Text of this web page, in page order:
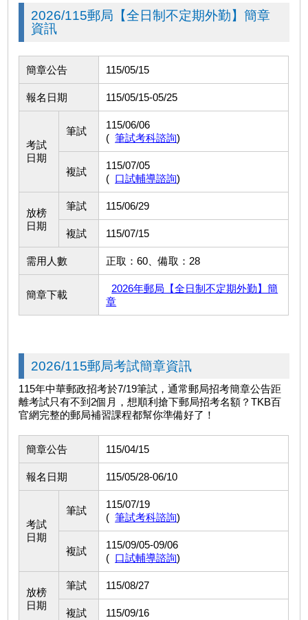
2026/115郵局【全日制不定期外勤】簡章
資訊
簡章公告 115/05/15
報名日期 115/05/15-05/25
考試
日期
筆試
115/06/06
( 筆試考科諮詢)
複試
115/07/05
( 口試輔導諮詢)
放榜
日期
筆試 115/06/29
複試 115/07/15
需用人數 正取：60、備取：28
簡章下載
2026年郵局【全日制不定期外勤】簡
章
2026/115郵局考試簡章資訊
115年中華郵政招考於7/19筆試，通常郵局招考簡章公告距
離考試只有不到2個月，想順利搶下郵局招考名額？TKB百
官網完整的郵局補習課程都幫你準備好了！
簡章公告 115/04/15
報名日期 115/05/28-06/10
考試
日期
筆試
115/07/19
( 筆試考科諮詢)
複試
115/09/05-09/06
( 口試輔導諮詢)
放榜
日期
筆試 115/08/27
複試 115/09/16